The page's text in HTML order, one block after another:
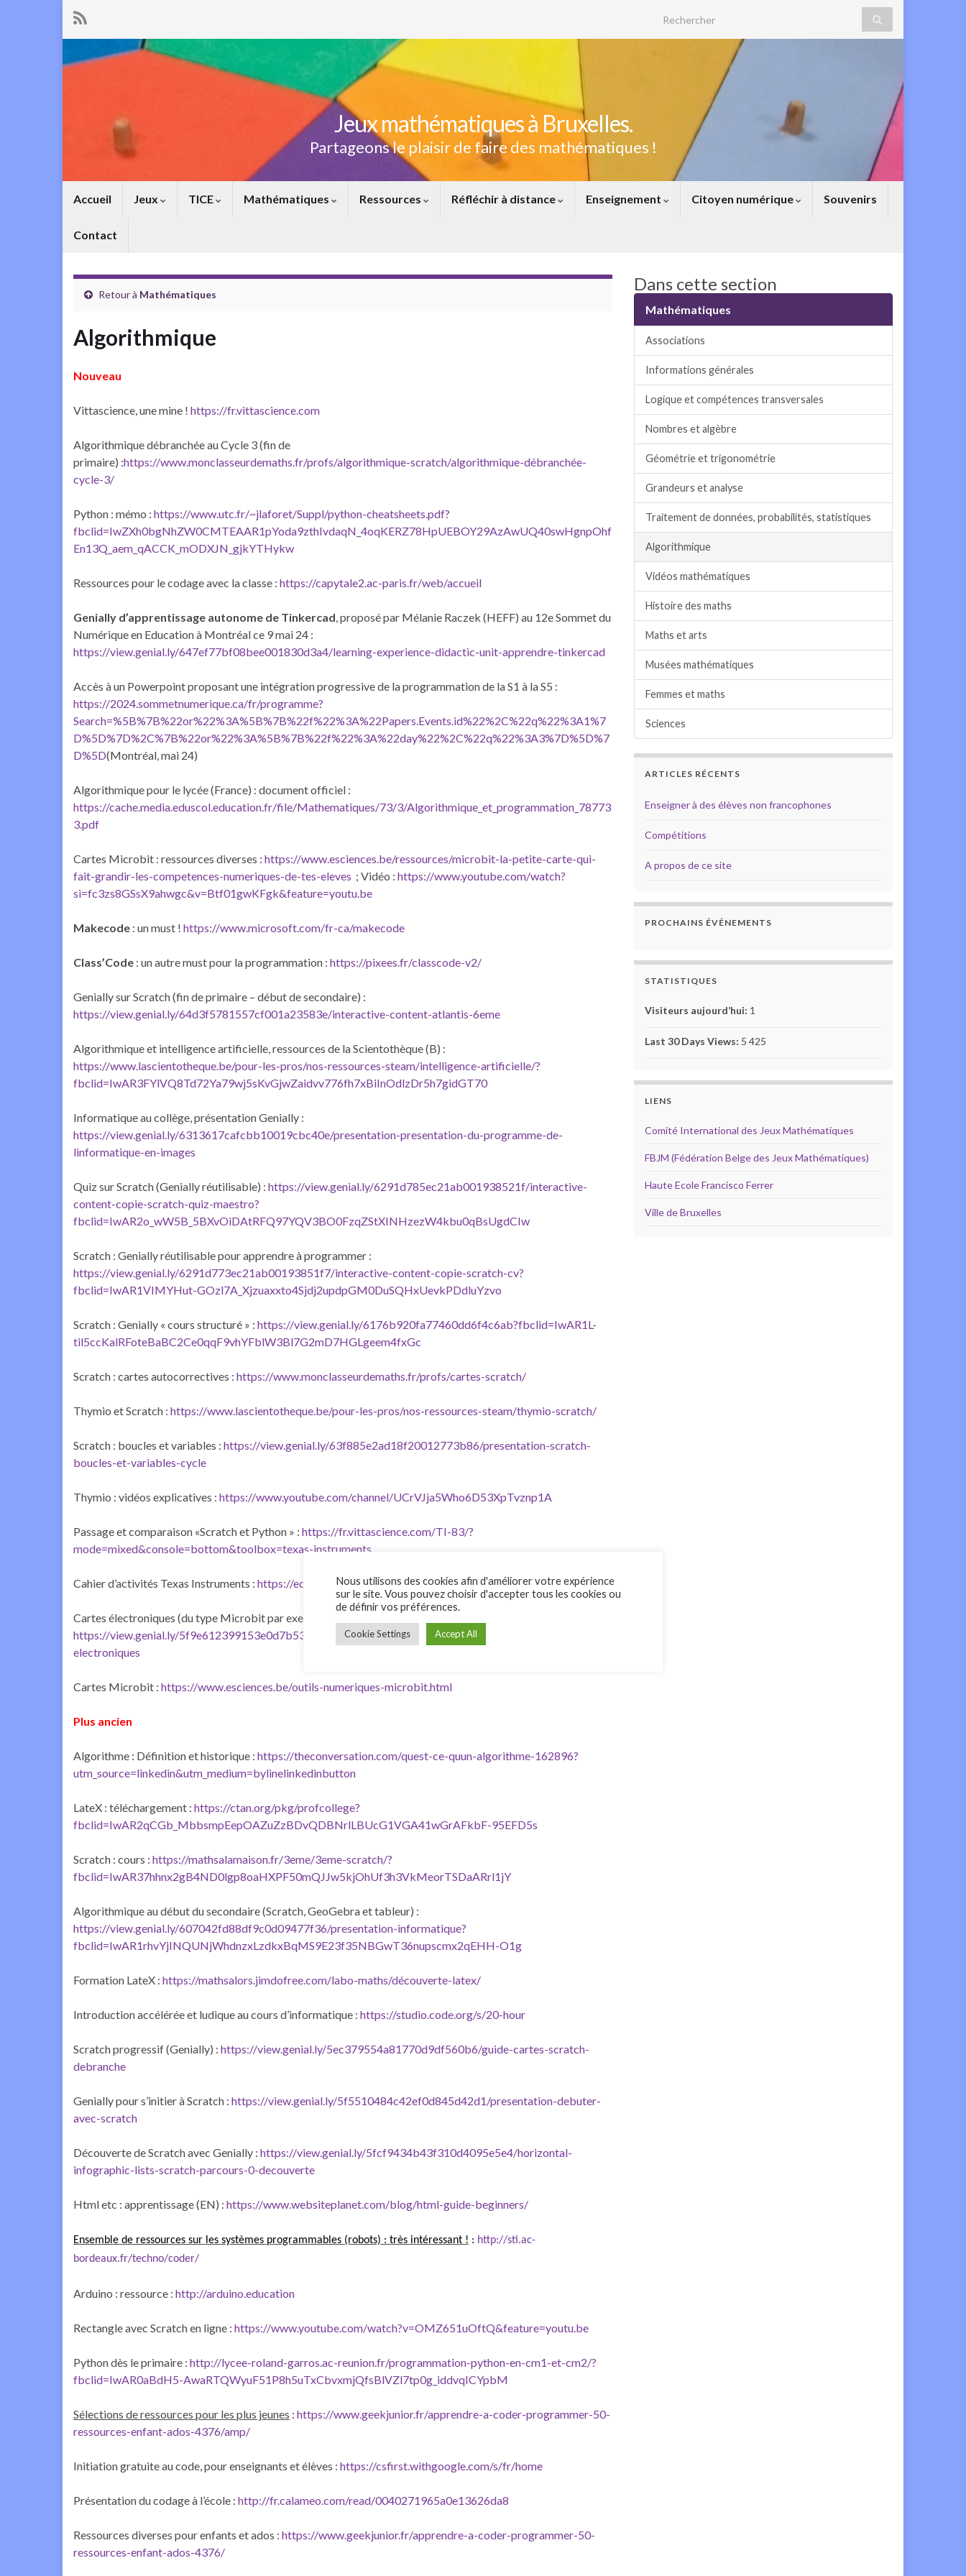
Search for:
Jeux mathématiques à Bruxelles.
Partageons le plaisir de faire des mathématiques !
Accueil Jeux TICE Mathématiques Ressources Réfléchir à distance Enseignement Citoyen numérique Souvenirs
Contact
Retour à Mathématiques
Algorithmique
Nouveau
Vittascience, une mine ! https://fr.vittascience.com
Algorithmique débranchée au Cycle 3 (fin de
primaire) :https://www.monclasseurdemaths.fr/profs/algorithmique-scratch/algorithmique-débranchée-
cycle-3/
Python : mémo : https://www.utc.fr/~jlaforet/Suppl/python-cheatsheets.pdf?
fbclid=IwZXh0bgNhZW0CMTEAAR1pYoda9zthIvdaqN_4oqKERZ78HpUEBOY29AzAwUQ40swHgnpOhf
En13Q_aem_qACCK_mODXJN_gjkYTHykw
Ressources pour le codage avec la classe : https://capytale2.ac-paris.fr/web/accueil
Genially d’apprentissage autonome de Tinkercad, proposé par Mélanie Raczek (HEFF) au 12e Sommet du
Numérique en Education à Montréal ce 9 mai 24 :
https://view.genial.ly/647ef77bf08bee001830d3a4/learning-experience-didactic-unit-apprendre-tinkercad
Accès à un Powerpoint proposant une intégration progressive de la programmation de la S1 à la S5 :
https://2024.sommetnumerique.ca/fr/programme?
Search=%5B%7B%22or%22%3A%5B%7B%22f%22%3A%22Papers.Events.id%22%2C%22q%22%3A1%7
D%5D%7D%2C%7B%22or%22%3A%5B%7B%22f%22%3A%22day%22%2C%22q%22%3A3%7D%5D%7
D%5D(Montréal, mai 24)
Algorithmique pour le lycée (France) : document officiel :
https://cache.media.eduscol.education.fr/file/Mathematiques/73/3/Algorithmique_et_programmation_78773
3.pdf
Cartes Microbit : ressources diverses : https://www.esciences.be/ressources/microbit-la-petite-carte-qui-
fait-grandir-les-competences-numeriques-de-tes-eleves ; Vidéo : https://www.youtube.com/watch?
si=fc3zs8GSsX9ahwgc&v=Btf01gwKFgk&feature=youtu.be
Makecode : un must ! https://www.microsoft.com/fr-ca/makecode
Class’Code : un autre must pour la programmation : https://pixees.fr/classcode-v2/
Genially sur Scratch (fin de primaire – début de secondaire) :
https://view.genial.ly/64d3f5781557cf001a23583e/interactive-content-atlantis-6eme
Algorithmique et intelligence artificielle, ressources de la Scientothèque (B) :
https://www.lascientotheque.be/pour-les-pros/nos-ressources-steam/intelligence-artificielle/?
fbclid=IwAR3FYlVQ8Td72Ya79wj5sKvGjwZaidvv776fh7xBiInOdlzDr5h7gidGT70
Informatique au collège, présentation Genially :
https://view.genial.ly/6313617cafcbb10019cbc40e/presentation-presentation-du-programme-de-
linformatique-en-images
Quiz sur Scratch (Genially réutilisable) : https://view.genial.ly/6291d785ec21ab001938521f/interactive-
content-copie-scratch-quiz-maestro?
fbclid=IwAR2o_wW5B_5BXvOiDAtRFQ97YQV3BO0FzqZStXINHzezW4kbu0qBsUgdCIw
Scratch : Genially réutilisable pour apprendre à programmer :
https://view.genial.ly/6291d773ec21ab00193851f7/interactive-content-copie-scratch-cv?
fbclid=IwAR1VIMYHut-GOzl7A_Xjzuaxxto4Sjdj2updpGM0DuSQHxUevkPDdluYzvo
Scratch : Genially « cours structuré » : https://view.genial.ly/6176b920fa77460dd6f4c6ab?fbclid=IwAR1L-
til5ccKalRFoteBaBC2Ce0qqF9vhYFblW3Bl7G2mD7HGLgeem4fxGc
Scratch : cartes autocorrectives : https://www.monclasseurdemaths.fr/profs/cartes-scratch/
Thymio et Scratch : https://www.lascientotheque.be/pour-les-pros/nos-ressources-steam/thymio-scratch/
Scratch : boucles et variables : https://view.genial.ly/63f885e2ad18f20012773b86/presentation-scratch-
boucles-et-variables-cycle
Thymio : vidéos explicatives : https://www.youtube.com/channel/UCrVJja5Who6D53XpTvznp1A
Passage et comparaison «Scratch et Python » : https://fr.vittascience.com/TI-83/?
mode=mixed&console=bottom&toolbox=texas-instruments
Cahier d’activités Texas Instruments : https://education.ti.com/fr/enseignants/ressources
Cartes électroniques (du type Microbit par exemple) : initiation Genially :
https://view.genial.ly/5f9e612399153e0d7b53b354/interactive-content-decouverte-des-cartes-
electroniques
Cartes Microbit : https://www.esciences.be/outils-numeriques-microbit.html
Plus ancien
Algorithme : Définition et historique : https://theconversation.com/quest-ce-quun-algorithme-162896?
utm_source=linkedin&utm_medium=bylinelinkedinbutton
LateX : téléchargement : https://ctan.org/pkg/profcollege?
fbclid=IwAR2qCGb_MbbsmpEepOAZuZzBDvQDBNrlLBUcG1VGA41wGrAFkbF-95EFD5s
Scratch : cours : https://mathsalamaison.fr/3eme/3eme-scratch/?
fbclid=IwAR37hhnx2gB4ND0lgp8oaHXPF50mQJJw5kjOhUf3h3VkMeorTSDaARrl1jY
Algorithmique au début du secondaire (Scratch, GeoGebra et tableur) :
https://view.genial.ly/607042fd88df9c0d09477f36/presentation-informatique?
fbclid=IwAR1rhvYjINQUNjWhdnzxLzdkxBqMS9E23f35NBGwT36nupscmx2qEHH-O1g
Formation LateX : https://mathsalors.jimdofree.com/labo-maths/découverte-latex/
Introduction accélérée et ludique au cours d’informatique : https://studio.code.org/s/20-hour
Scratch progressif (Genially) : https://view.genial.ly/5ec379554a81770d9df560b6/guide-cartes-scratch-
debranche
Genially pour s’initier à Scratch : https://view.genial.ly/5f5510484c42ef0d845d42d1/presentation-debuter-
avec-scratch
Découverte de Scratch avec Genially : https://view.genial.ly/5fcf9434b43f310d4095e5e4/horizontal-
infographic-lists-scratch-parcours-0-decouverte
Html etc : apprentissage (EN) : https://www.websiteplanet.com/blog/html-guide-beginners/
Ensemble de ressources sur les systèmes programmables (robots) : très intéressant ! : http://sti.ac-
bordeaux.fr/techno/coder/
Arduino : ressource : http://arduino.education
Rectangle avec Scratch en ligne : https://www.youtube.com/watch?v=OMZ651uOftQ&feature=youtu.be
Python dès le primaire : http://lycee-roland-garros.ac-reunion.fr/programmation-python-en-cm1-et-cm2/?
fbclid=IwAR0aBdH5-AwaRTQWyuF51P8h5uTxCbvxmjQfsBlVZl7tp0g_iddvqICYpbM
Sélections de ressources pour les plus jeunes : https://www.geekjunior.fr/apprendre-a-coder-programmer-50-
ressources-enfant-ados-4376/amp/
Initiation gratuite au code, pour enseignants et élèves : https://csfirst.withgoogle.com/s/fr/home
Présentation du codage à l’école : http://fr.calameo.com/read/0040271965a0e13626da8
Ressources diverses pour enfants et ados : https://www.geekjunior.fr/apprendre-a-coder-programmer-50-
ressources-enfant-ados-4376/
Dans cette section
Mathématiques
Associations
Informations générales
Logique et compétences transversales
Nombres et algèbre
Géométrie et trigonométrie
Grandeurs et analyse
Traitement de données, probabilités, statistiques
Algorithmique
Vidéos mathématiques
Histoire des maths
Maths et arts
Musées mathématiques
Femmes et maths
Sciences
ARTICLES RÉCENTS
Enseigner à des élèves non francophones
Compétitions
A propos de ce site
PROCHAINS ÉVÉNEMENTS
STATISTIQUES
Visiteurs aujourd’hui: 1
Last 30 Days Views: 5 425
LIENS
Comité International des Jeux Mathématiques
FBJM (Fédération Belge des Jeux Mathématiques)
Haute Ecole Francisco Ferrer
Ville de Bruxelles
Nous utilisons des cookies afin d'améliorer votre expérience
sur le site. Vous pouvez choisir d'accepter tous les cookies ou
de définir vos préférences.
Cookie Settings Accept All